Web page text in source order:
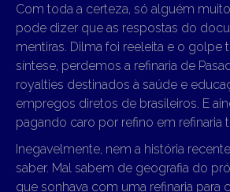
Com toda a certeza, só alguém
pode dizer que as respostas do
mentiras. Dilma foi reeleita e o golpe
síntese, perdemos a refinaria de
royalties destinados à saúde e
empregos diretos de brasileiros. E
pagando caro por refino em refinaria
Inegavelmente, nem a história
saber. Mal sabem de geografia do
que sonhava com uma refinaria para